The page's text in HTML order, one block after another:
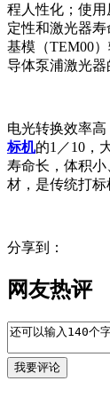
程人性化；使
定性和激光器
基模（TEM00
导体泵浦激光
电光转换效率
标机的1／10，
寿命长，体积
材，是传统打标
分享到：
网友热评